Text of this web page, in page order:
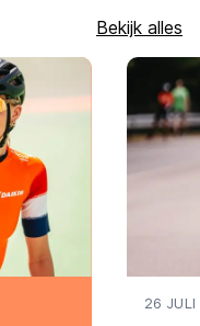
Bekijk alles
26